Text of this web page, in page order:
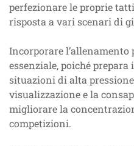
perfezionare le proprie
risposta a vari scenari di
Incorporare l’allenamento
essenziale, poiché
situazioni di alta
visualizzazione e la
migliorare la
competizioni.